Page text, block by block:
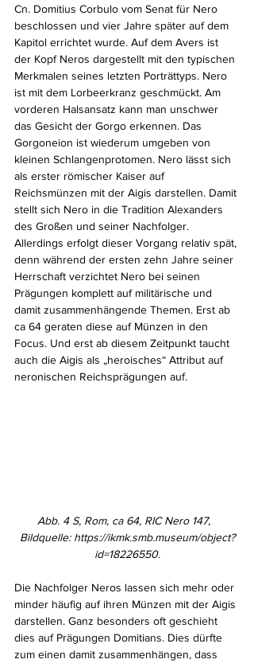
Cn. Domitius Corbulo vom Senat für Nero
beschlossen und vier Jahre später auf dem
Kapitol errichtet wurde. Auf dem Avers ist
der Kopf Neros dargestellt mit den typischen
Merkmalen seines letzten Porträttyps. Nero
ist mit dem Lorbeerkranz geschmückt. Am
vorderen Halsansatz kann man unschwer
das Gesicht der Gorgo erkennen. Das
Gorgoneion ist wiederum umgeben von
kleinen Schlangenprotomen. Nero lässt sich
als erster römischer Kaiser auf
Reichsmünzen mit der Aigis darstellen. Damit
stellt sich Nero in die Tradition Alexanders
des Großen und seiner Nachfolger.
Allerdings erfolgt dieser Vorgang relativ spät,
denn während der ersten zehn Jahre seiner
Herrschaft verzichtet Nero bei seinen
Prägungen komplett auf militärische und
damit zusammenhängende Themen. Erst ab
ca 64 geraten diese auf Münzen in den
Focus. Und erst ab diesem Zeitpunkt taucht
auch die Aigis als „heroisches“ Attribut auf
neronischen Reichsprägungen auf.
Abb. 4 S, Rom, ca 64, RIC Nero 147,
Bildquelle: https://ikmk.smb.museum/object?
id=18226550.
Die Nachfolger Neros lassen sich mehr oder
minder häufig auf ihren Münzen mit der Aigis
darstellen. Ganz besonders oft geschieht
dies auf Prägungen Domitians. Dies dürfte
zum einen damit zusammenhängen, dass